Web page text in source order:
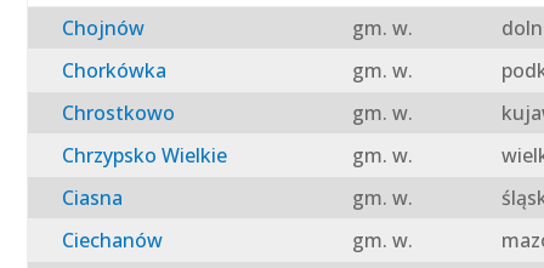
Chojnów
gm. w.
Chorkówka
gm. w.
Chrostkowo
gm. w.
Chrzypsko Wielkie
gm. w.
Ciasna
gm. w.
Ciechanów
gm. w.